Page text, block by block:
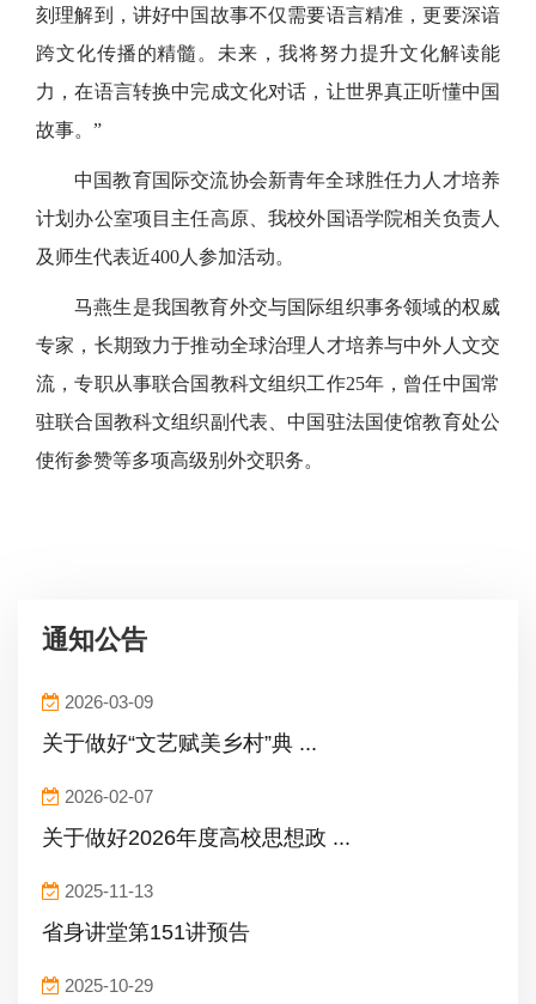
刻理解到，讲好中国故事不仅需要语言精准，更要深谙
跨文化传播的精髓。未来，我将努力提升文化解读能
力，在语言转换中完成文化对话，让世界真正听懂中国
故事。”
中国教育国际交流协会新青年全球胜任力人才培养
计划办公室项目主任高原、我校外国语学院相关负责人
及师生代表近400人参加活动。
马燕生是我国教育外交与国际组织事务领域的权威
专家，长期致力于推动全球治理人才培养与中外人文交
流，专职从事联合国教科文组织工作25年，曾任中国常
驻联合国教科文组织副代表、中国驻法国使馆教育处公
使衔参赞等多项高级别外交职务。
通知公告
2026-03-09
关于做好“文艺赋美乡村”典 ...
2026-02-07
关于做好2026年度高校思想政 ...
2025-11-13
省身讲堂第151讲预告
2025-10-29